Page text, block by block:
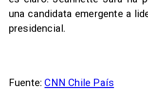
una candidata emergente a
presidencial.
Fuente: CNN Chile País